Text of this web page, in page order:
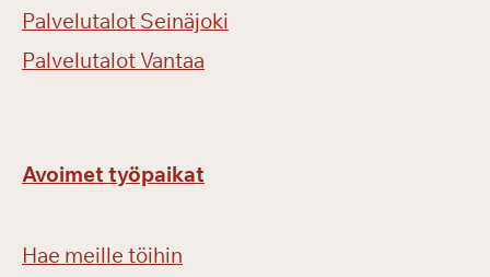
Palvelutalot Seinäjoki
Palvelutalot Vantaa
Avoimet työpaikat
Hae meille töihin